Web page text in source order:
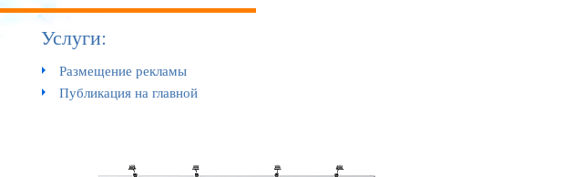
Услуги:
Размещение рекламы
Публикация на главной